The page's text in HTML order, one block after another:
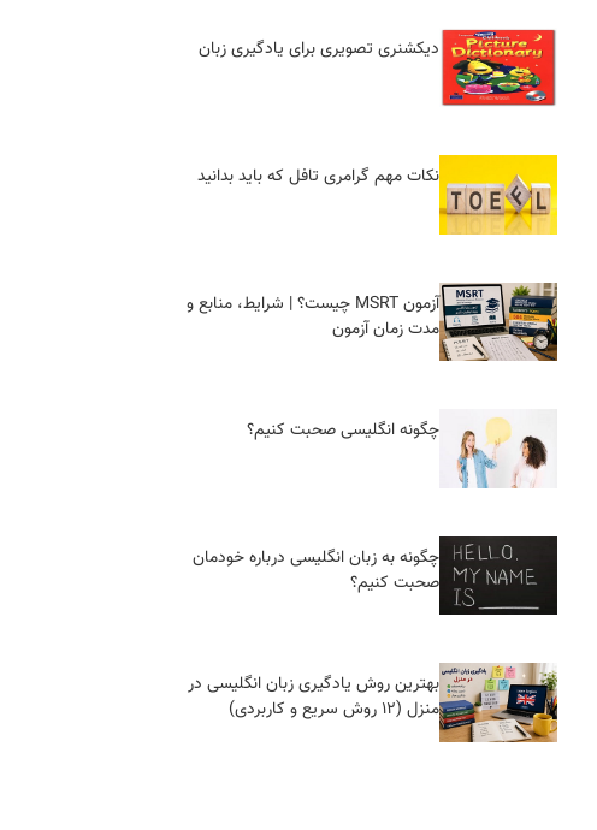
دیکشنری تصویری برای یادگیری زبان
نکات مهم گرامری تافل که باید بدانید
آزمون MSRT چیست؟ | شرایط، منابع و
مدت زمان آزمون
چگونه انگلیسی صحبت کنیم؟
چگونه به زبان انگلیسی درباره خودمان
صحبت کنیم؟
بهترین روش یادگیری زبان انگلیسی در
منزل (۱۲ روش سریع و کاربردی)